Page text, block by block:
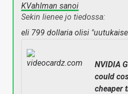
KVahlman sanoi
Sekin lienee jo tiedossa:
eli 799 dollaria olisi
NVIDIA
could
cheaper